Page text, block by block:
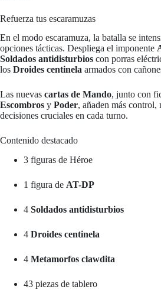
Refuerza tus escaramuzas
En el modo escaramuza, la batalla se
opciones tácticas. Despliega el imponente
Soldados antidisturbios con porras
los Droides centinela armados con
Las nuevas cartas de Mando, junto con
Escombros y Poder, añaden más control,
decisiones cruciales en cada turno.
Contenido destacado
3 figuras de Héroe
1 figura de AT-DP
4 Soldados antidisturbios
4 Droides centinela
4 Metamorfos clawdita
43 piezas de tablero